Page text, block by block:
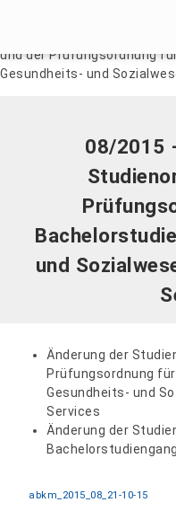
Menü überspringen
08/
und der Prüfungsordnung
Gesundheits- und
08/2015
und
Änderung der
Prüfungsordnung
Gesundheits- und
Services
Änderung der
abkm_2015_08_21-10-15